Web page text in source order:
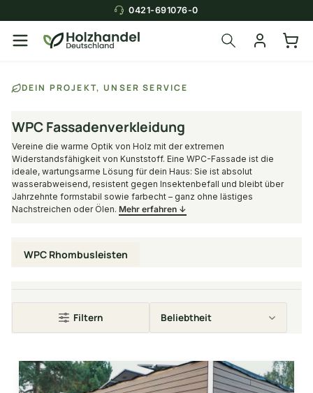
0421-691076-0
Sekunden das
DEIN PROJEKT, UNSER SERVICE
WPC Fassadenverkleidung
Vereine die warme Optik von Holz mit der extremen
Widerstandsfähigkeit von Kunststoff. Eine WPC-Fassade ist die
ideale, wartungsarme Lösung für dein Haus: Sie ist absolut
wasserabweisend, resistent gegen Insektenbefall und bleibt über
Jahrzehnte formstabil sowie farbecht – ganz ohne lästiges
Nachstreichen oder Ölen. Mehr erfahren ↓
WPC Rhombusleisten
Filtern